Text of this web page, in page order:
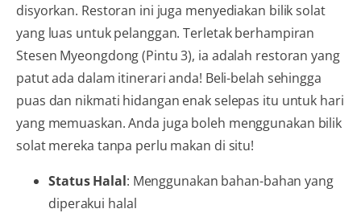
disyorkan. Restoran ini juga menyediakan bilik solat
yang luas untuk pelanggan. Terletak berhampiran
Stesen Myeongdong (Pintu 3), ia adalah restoran yang
patut ada dalam itinerari anda! Beli-belah sehingga
puas dan nikmati hidangan enak selepas itu untuk hari
yang memuaskan. Anda juga boleh menggunakan bilik
solat mereka tanpa perlu makan di situ!
Status Halal: Menggunakan bahan-bahan yang
diperakui halal